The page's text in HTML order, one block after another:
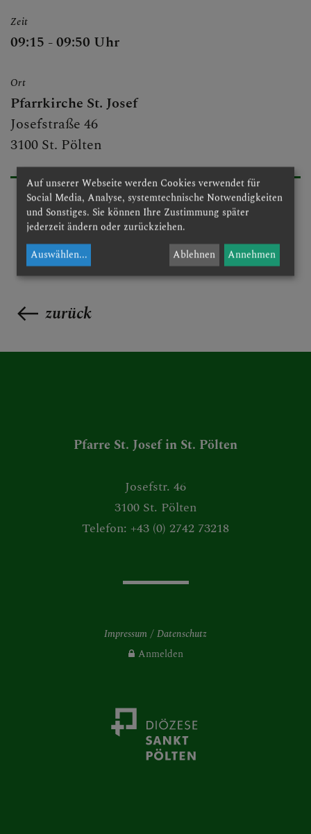
GRUPPEN & RUNDEN
GALERIE
Zeit
09:15 - 09:50 Uhr
Ort
Pfarrkirche St. Josef
Josefstraße 46
3100 St. Pölten
zurück
Pfarre St. Josef in St. Pölten
Josefstr. 46
3100 St. Pölten
Telefon: +43 (0) 2742 73218
Impressum
Datenschutz
Anmelden
Auf unserer Webseite werden Cookies verwendet für
Social Media, Analyse, systemtechnische Notwendigkeiten
und Sonstiges. Sie können Ihre Zustimmung später
jederzeit ändern oder zurückziehen.
Auswählen... Ablehnen Annehmen